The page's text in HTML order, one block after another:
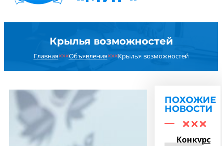
ДОПОБРАЗОВАНИЕ
НОВОСТИ
КОНТАКТЫ
РЕЗУЛЬТАТ ПОИСКА:
Крылья возможностей
Главная×××Объявления×××Крылья возможностей
ПОХОЖИЕ
НОВОСТИ
Конкурс